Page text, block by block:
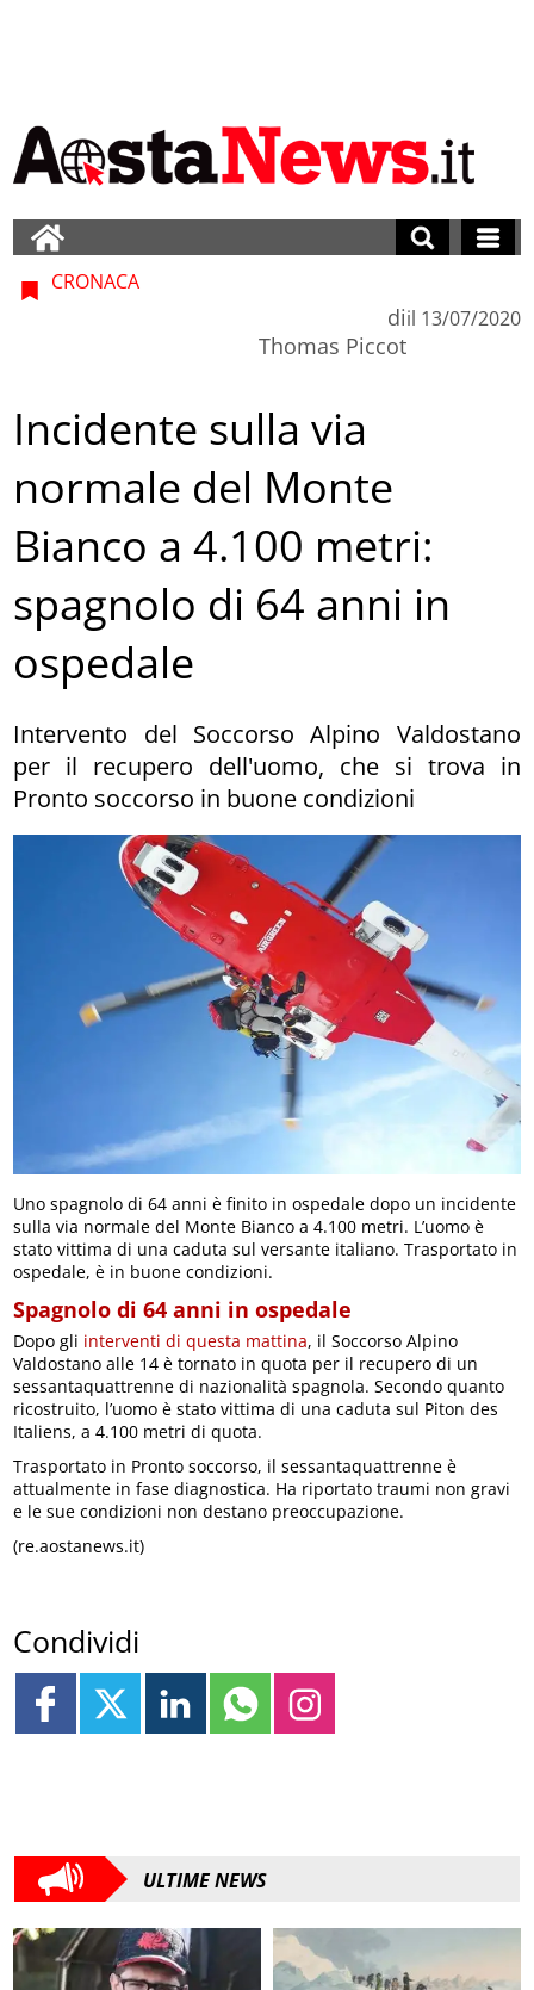
CRONACA
di
Thomas Piccot
il 13/07/2020
Incidente sulla via
normale del Monte
Bianco a 4.100 metri:
spagnolo di 64 anni in
ospedale
Intervento del Soccorso Alpino Valdostano
per il recupero dell'uomo, che si trova in
Pronto soccorso in buone condizioni
Uno spagnolo di 64 anni è finito in ospedale dopo un incidente
sulla via normale del Monte Bianco a 4.100 metri. L’uomo è
stato vittima di una caduta sul versante italiano. Trasportato in
ospedale, è in buone condizioni.
Spagnolo di 64 anni in ospedale
Dopo gli interventi di questa mattina, il Soccorso Alpino
Valdostano alle 14 è tornato in quota per il recupero di un
sessantaquattrenne di nazionalità spagnola. Secondo quanto
ricostruito, l’uomo è stato vittima di una caduta sul Piton des
Italiens, a 4.100 metri di quota.
Trasportato in Pronto soccorso, il sessantaquattrenne è
attualmente in fase diagnostica. Ha riportato traumi non gravi
e le sue condizioni non destano preoccupazione.
(re.aostanews.it)
Condividi
ULTIME NEWS